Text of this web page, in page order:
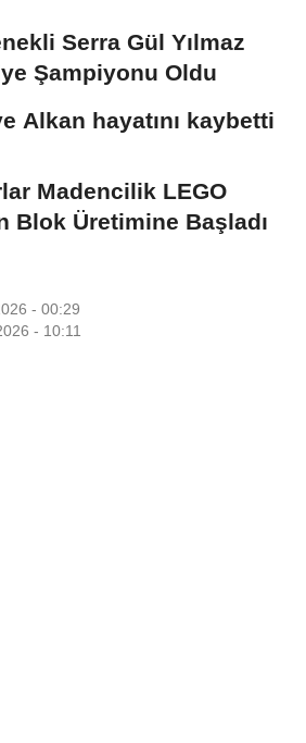
Serra Gül Yılmaz
Şampiyonu Oldu
Alkan hayatını kaybetti
Madencilik LEGO
Blok Üretimine Başladı
- 00:29
- 10:11